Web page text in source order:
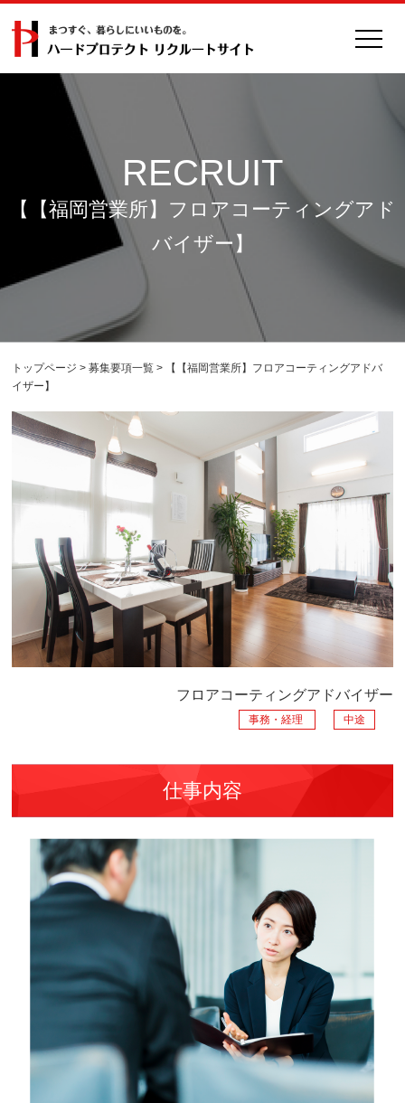
RECRUIT
【【福岡営業所】フロアコーティングアド
バイザー】
トップページ >募集要項一覧 > 【【福岡営業所】フロアコーティングアドバ
イザー】
フロアコーティングアドバイザー
事務・経理 中途
仕事内容